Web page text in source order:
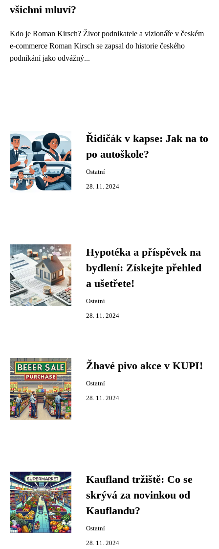
všichni mluví?
Kdo je Roman Kirsch? Život podnikatele a vizionáře v českém
e-commerce Roman Kirsch se zapsal do historie českého
podnikání jako odvážný...
Řidičák v kapse: Jak na to
po autoškole?
Ostatní
28. 11. 2024
Hypotéka a příspěvek na
bydlení: Získejte přehled
a ušetřete!
Ostatní
28. 11. 2024
Žhavé pivo akce v KUPI!
Ostatní
28. 11. 2024
Kaufland tržiště: Co se
skrývá za novinkou od
Kauflandu?
Ostatní
28. 11. 2024